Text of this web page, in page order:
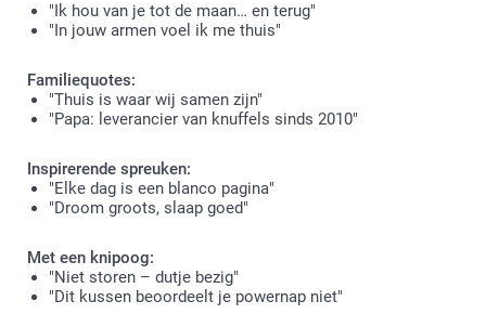
"Ik hou van je tot de maan… en terug"
"In jouw armen voel ik me thuis"
Familiequotes:
"Thuis is waar wij samen zijn"
"Papa: leverancier van knuffels sinds 2010"
Inspirerende spreuken:
"Elke dag is een blanco pagina"
"Droom groots, slaap goed"
Met een knipoog:
"Niet storen – dutje bezig"
"Dit kussen beoordeelt je powernap niet"